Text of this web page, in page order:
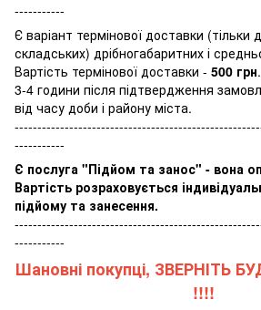
-----------
Є варіант термінової доставки (тільки
складських) дрібногабаритних і
Вартість термінової доставки - 500 грн
3-4 години після підтвердження
від часу доби і району міста.
-----------
Є послуга "Підйом та занос" - вона
Вартість розраховується
підйому та занесення.
-----------
Шановні покупці, ЗВЕРНІТЬ
!!!!